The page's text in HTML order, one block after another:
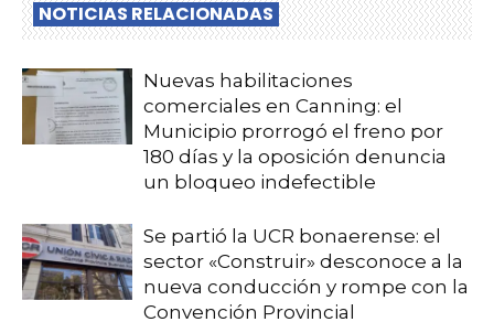
NOTICIAS RELACIONADAS
Nuevas habilitaciones
comerciales en Canning: el
Municipio prorrogó el freno por
180 días y la oposición denuncia
un bloqueo indefectible
Se partió la UCR bonaerense: el
sector «Construir» desconoce a la
nueva conducción y rompe con la
Convención Provincial